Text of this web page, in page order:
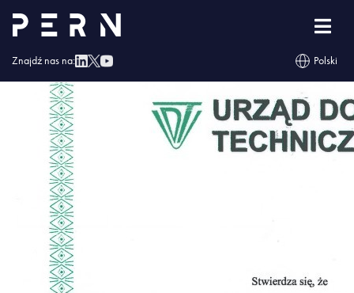
Znajdź nas na: Polski
UC-18-60-P-3-16 (1)